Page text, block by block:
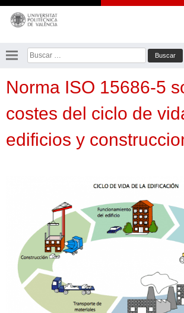
Saltar
contenido
Buscar:
Norma ISO 15686-5
costes del ciclo de
edificios y